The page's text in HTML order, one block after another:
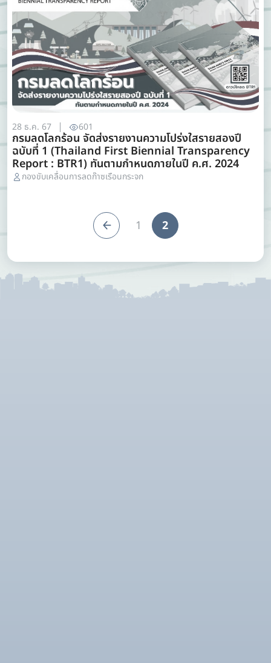
28 ธ.ค. 67 601
กรมลดโลกร้อน จัดส่งรายงานความโปร่งใสรายสองปี
ฉบับที่ 1 (Thailand First Biennial Transparency
Report : BTR1) ทันตามกำหนดภายในปี ค.ศ. 2024
กองขับเคลื่อนการลดก๊าซเรือนกระจก
1 2